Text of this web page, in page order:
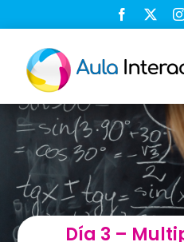
contenido
Día 3 –